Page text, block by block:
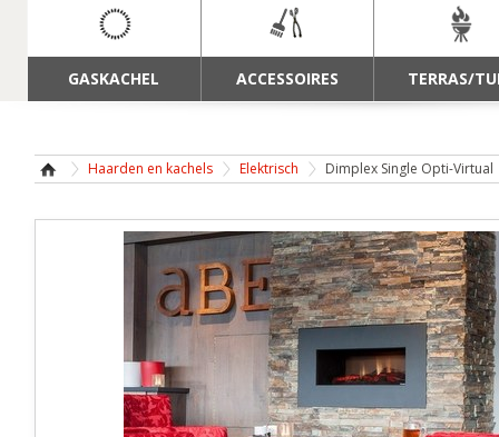
GASKACHEL ACCESSOIRES TERRAS/
Haarden en kachels Elektrisch Dimplex Single Opti-Virtual